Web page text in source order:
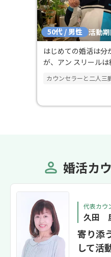
50代 / 男性 活動
はじめての婚活は分
が、アン スリール
くれました
カウンセラーと二人三
婚活カ
代表カウ
久田
寄り添
して活